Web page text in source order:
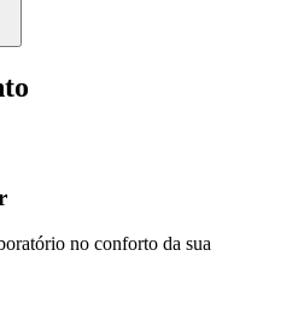
no conforto da sua